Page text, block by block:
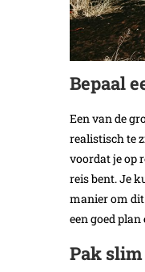
Bepaal
Een van de
realistisch te
voordat je op
reis bent. Je
manier om dit
een goed
Pak